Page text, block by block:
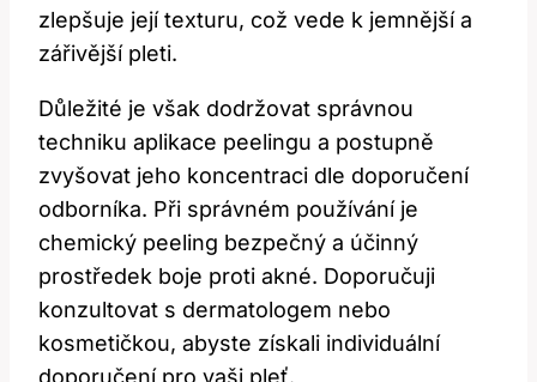
zlepšuje její texturu, což vede k jemnější a
zářivější pleti.
Důležité je však dodržovat správnou
techniku aplikace peelingu a postupně
zvyšovat jeho koncentraci dle doporučení
odborníka. Při správném používání je
chemický peeling bezpečný a účinný
prostředek boje proti akné. Doporučuji
konzultovat s dermatologem nebo
kosmetičkou, abyste získali individuální
doporučení pro vaši pleť.